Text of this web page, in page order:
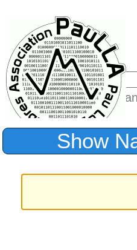
Chercher par
Seulement
Recherche
Show